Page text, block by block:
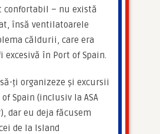
confortabil – nu există
însă ventilatoarele
căldurii, care era
excesivă în Port of Spain.
ți organizeze și excursii
Spain (inclusiv la ASA
dar eu deja făcusem
de la Island